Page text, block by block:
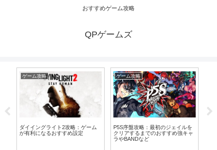
おすすめゲーム攻略
QPゲームズ
ゲーム攻略
ダイイングライト2攻略：ゲーム
が有利になるおすすめ設定
ゲーム攻略
P5S序盤攻略：最初のジェイルを
クリアするまでのおすすめ強キャ
ラやBANDなど